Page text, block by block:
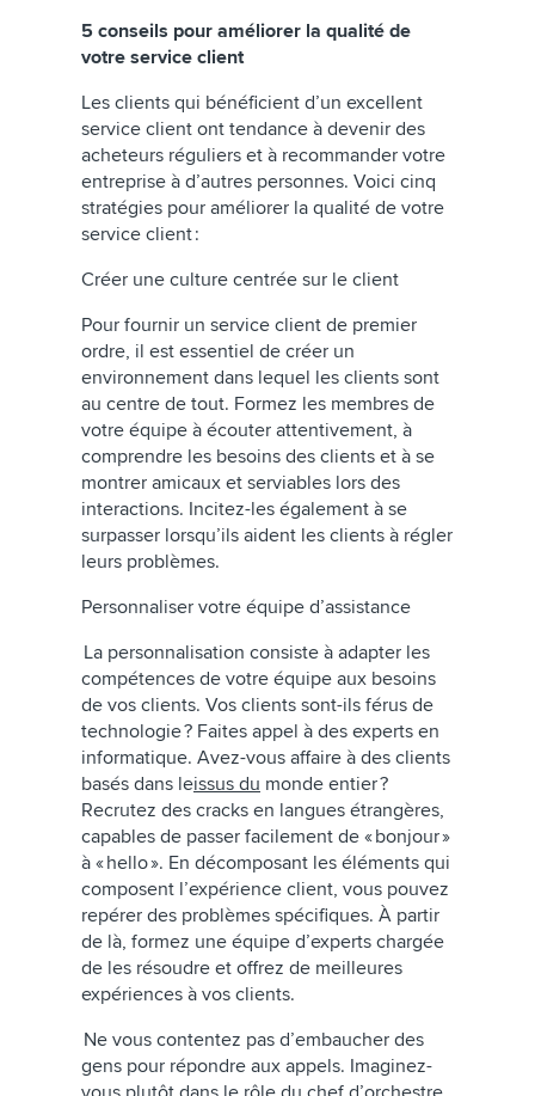
5 conseils pour améliorer la qualité de
votre service client
Les clients qui bénéficient d’un excellent
service client ont tendance à devenir des
acheteurs réguliers et à recommander votre
entreprise à d’autres personnes. Voici cinq
stratégies pour améliorer la qualité de votre
service client :
Créer une culture centrée sur le client
Pour fournir un service client de premier
ordre, il est essentiel de créer un
environnement dans lequel les clients sont
au centre de tout. Formez les membres de
votre équipe à écouter attentivement, à
comprendre les besoins des clients et à se
montrer amicaux et serviables lors des
interactions. Incitez-les également à se
surpasser lorsqu’ils aident les clients à régler
leurs problèmes.
Personnaliser votre équipe d’assistance
La personnalisation consiste à adapter les
compétences de votre équipe aux besoins
de vos clients. Vos clients sont-ils férus de
technologie ? Faites appel à des experts en
informatique. Avez-vous affaire à des clients
basés dans leissus du monde entier ?
Recrutez des cracks en langues étrangères,
capables de passer facilement de « bonjour »
à « hello ». En décomposant les éléments qui
composent l’expérience client, vous pouvez
repérer des problèmes spécifiques. À partir
de là, formez une équipe d’experts chargée
de les résoudre et offrez de meilleures
expériences à vos clients.
Ne vous contentez pas d’embaucher des
gens pour répondre aux appels. Imaginez-